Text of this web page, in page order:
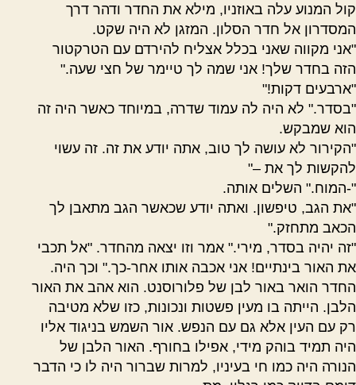
קול המנוע עלה באוזניו, מילא את החדר ודהר דרך
המסדרון אל חדר הסלון. המזגן לא היה שקט.
"אני מקווה שאני בכלל אצליח להירדם עם הטרקטור
הזה בחדר שלך! אני שמה לך טיימר של חצי שעה."
"ארבעים דקות!"
"בסדר." לא היה לה עמוד שדרה, במיוחד כאשר היה זה
הוא שמבקש.
"הקירור לא עושה לך טוב, אתה יודע את זה. זה עשוי
להקשות לך את –"
"-המוח." השלים אותה.
"את הגב, טיפשון. ואתה יודע שכאשר הגב מתאבן לך
הכאב מתחזק."
"זה יהיה בסדר, מירי." אמר וזו יצאה מהחדר. "אל תכבי
את האור בינתיים! אני אכבה אותו אחר-כך." וכך היה.
החדר הואר באור לבן של פלורוסנט. הוא אהב את האור
הלבן. הייתה בו מעין פשטות ונכונות, כזו שלא מטיבה
רק עם העין אלא גם עם הנפש. אור השמש בניגוד אליו
היה תמיד בוהק מידי, אפילו בחורף. האור הלבן של
הנורה היה כמו חי בעיניו, למרות שברור היה לו כי הדבר